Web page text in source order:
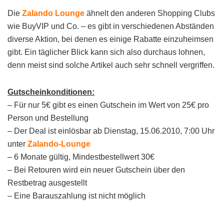
Die Zalando Lounge ähnelt den anderen Shopping Clubs
wie BuyVIP und Co. – es gibt in verschiedenen Abständen
diverse Aktion, bei denen es einige Rabatte einzuheimsen
gibt. Ein täglicher Blick kann sich also durchaus lohnen,
denn meist sind solche Artikel auch sehr schnell vergriffen.
Gutscheinkonditionen:
– Für nur 5€ gibt es einen Gutschein im Wert von 25€ pro
Person und Bestellung
– Der Deal ist einlösbar ab Dienstag, 15.06.2010, 7:00 Uhr
unter Zalando-Lounge
– 6 Monate gültig, Mindestbestellwert 30€
– Bei Retouren wird ein neuer Gutschein über den
Restbetrag ausgestellt
– Eine Barauszahlung ist nicht möglich